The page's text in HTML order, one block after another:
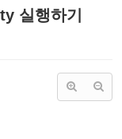
실행하기